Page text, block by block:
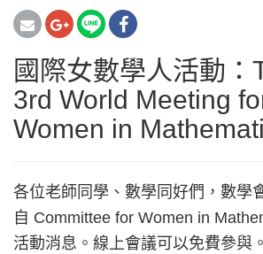
國際女數學人活動：
3rd World Meeting
Women in
各位老師同學、數學同好們，數學
自 Committee for Women in
活動消息。線上會議可以免費參與。